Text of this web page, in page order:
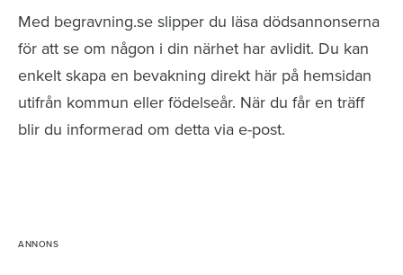
Med begravning.se slipper du läsa dödsannonserna
för att se om någon i din närhet har avlidit. Du kan
enkelt skapa en bevakning direkt här på hemsidan
utifrån kommun eller födelseår. När du får en träff
blir du informerad om detta via e-post.